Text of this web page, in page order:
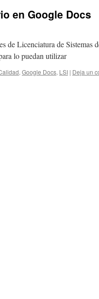
en Google Docs
de Licenciatura de Sistemas
lo puedan utilizar
, Google Docs, LSI | Deja un